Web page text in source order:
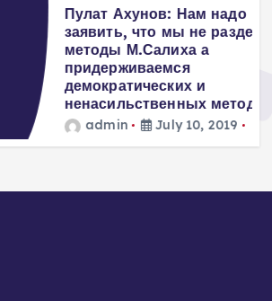
Пулат Ахунов: Нам надо
заявить, что мы не разделяем
методы М.Салиха а
придерживаемся
демократических и
ненасильственных методов…
admin
July 10, 2019
1478 views